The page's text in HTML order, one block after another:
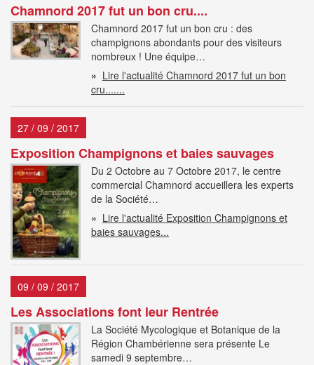
Chamnord 2017 fut un bon cru....
Chamnord 2017 fut un bon cru : des
champignons abondants pour des visiteurs
nombreux ! Une équipe…
» Lire l'actualité Chamnord 2017 fut un bon
cru.......
27 / 09 / 2017
Exposition Champignons et baies sauvages
Du 2 Octobre au 7 Octobre 2017, le centre
commercial Chamnord accueillera les experts
de la Société…
» Lire l'actualité Exposition Champignons et
baies sauvages...
09 / 09 / 2017
Les Associations font leur Rentrée
La Société Mycologique et Botanique de la
Région Chambérienne sera présente Le
samedi 9 septembre…